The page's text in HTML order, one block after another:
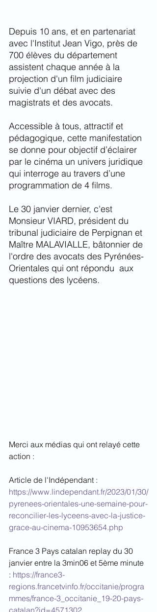
Depuis 10 ans, et en partenariat
avec l'Institut Jean Vigo, près de
700 élèves du département
assistent chaque année à la
projection d'un film judiciaire
suivie d'un débat avec des
magistrats et des avocats.
Accessible à tous, attractif et
pédagogique, cette manifestation
se donne pour objectif d’éclairer
par le cinéma un univers juridique
qui interroge au travers d’une
programmation de 4 films.
Le 30 janvier dernier, c'est
Monsieur VIARD, président du
tribunal judiciaire de Perpignan et
Maître MALAVIALLE, bâtonnier de
l'ordre des avocats des Pyrénées-
Orientales qui ont répondu  aux
questions des lycéens.
Merci aux médias qui ont relayé cette
action :
Article de l'Indépendant :
https://www.lindependant.fr/2023/01/30/
pyrenees-orientales-une-semaine-pour-
reconcilier-les-lyceens-avec-la-justice-
grace-au-cinema-10953654.php
France 3 Pays catalan replay du 30
janvier entre la 3min06 et 5ème minute
: https://france3-
regions.francetvinfo.fr/occitanie/progra
mmes/france-3_occitanie_19-20-pays-
catalan?id=4571302